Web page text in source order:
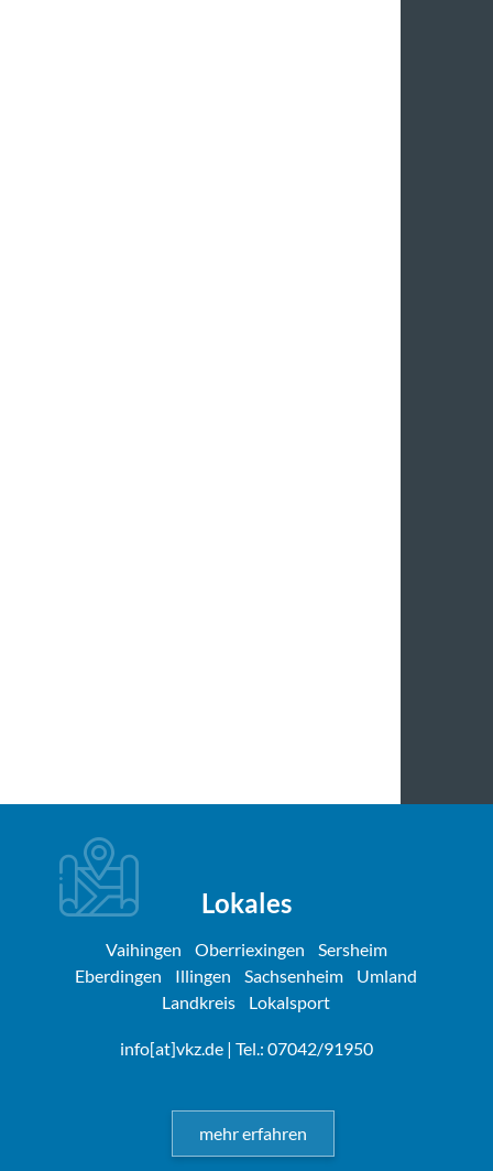
Lokales
Vaihingen Oberriexingen
Sersheim
Eberdingen
Illingen Sachsenheim
Umland
Landkreis
Lokalsport
info[at]vkz.de| Tel.: 07042/91950
mehr erfahren